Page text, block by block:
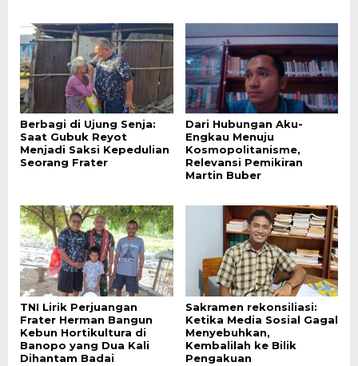
Berbagi di Ujung Senja:
Saat Gubuk Reyot
Menjadi Saksi Kepedulian
Seorang Frater
Dari Hubungan Aku-
Engkau Menuju
Kosmopolitanisme,
Relevansi Pemikiran
Martin Buber
TNI Lirik Perjuangan
Frater Herman Bangun
Kebun Hortikultura di
Banopo yang Dua Kali
Dihantam Badai
Sakramen rekonsiliasi:
Ketika Media Sosial Gagal
Menyebuhkan,
Kembalilah ke Bilik
Pengakuan